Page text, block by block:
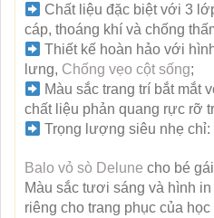
Chất liệu đặc biệt với 3
cáp, thoáng khí và chống
Thiết kế hoàn hảo với
lưng, Chống vẹo cột sống;
Màu sắc trang trí bắt mắt
chất liệu phản quang rực rỡ
Trọng lượng siêu nhẹ chỉ:
Balo vỏ sò Delune cho bé
Màu sắc tươi sáng và hình
riêng cho trang phục của học